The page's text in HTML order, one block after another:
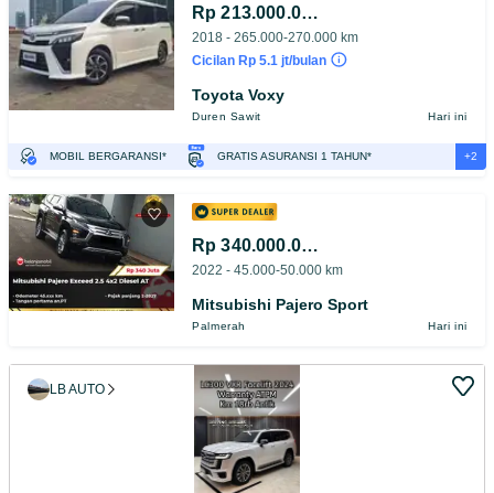
Rp 213.000.000
2018 - 265.000-270.000 km
Cicilan Rp 5.1 jt/bulan
Toyota Voxy
Duren Sawit Hari ini
MOBIL BERGARANSI* GRATIS ASURANSI 1 TAHUN* +2
Rp 340.000.000
2022 - 45.000-50.000 km
Mitsubishi Pajero Sport
Palmerah Hari ini
LB AUTO